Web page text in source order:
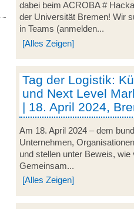
dabei beim ACROBA #
der Universität Bremen! Wir
in Teams (anmelden...
[Alles Zeigen]
Tag der Logistik:
und Next Level
| 18. April 2024,
Am 18. April 2024 – dem
Unternehmen,
und stellen unter Beweis,
Gemeinsam...
[Alles Zeigen]